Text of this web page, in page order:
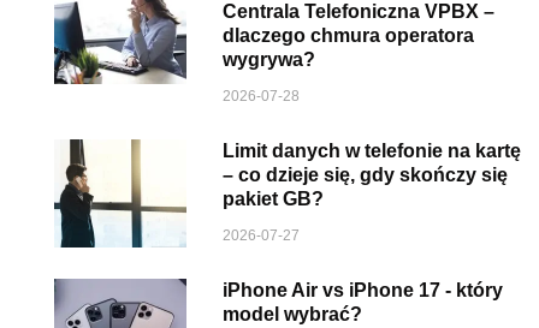
Centrala Telefoniczna VPBX –
dlaczego chmura operatora
wygrywa?
2026-07-28
Limit danych w telefonie na kartę
– co dzieje się, gdy skończy się
pakiet GB?
2026-07-27
iPhone Air vs iPhone 17 - który
model wybrać?